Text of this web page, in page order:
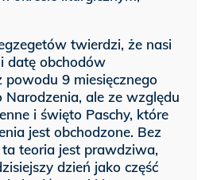
twierdzi, że nasi
datę obchodów
9 miesięcznego
Narodzenia, ale ze względu
i święto Paschy, które
jest obchodzone. Bez
teoria jest prawdziwa,
dzień jako część